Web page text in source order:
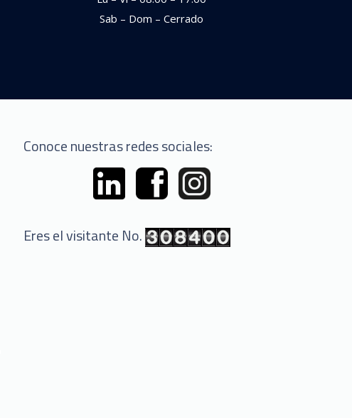
Sab – Dom – Cerrado
Conoce nuestras redes sociales:
Eres el visitante No.